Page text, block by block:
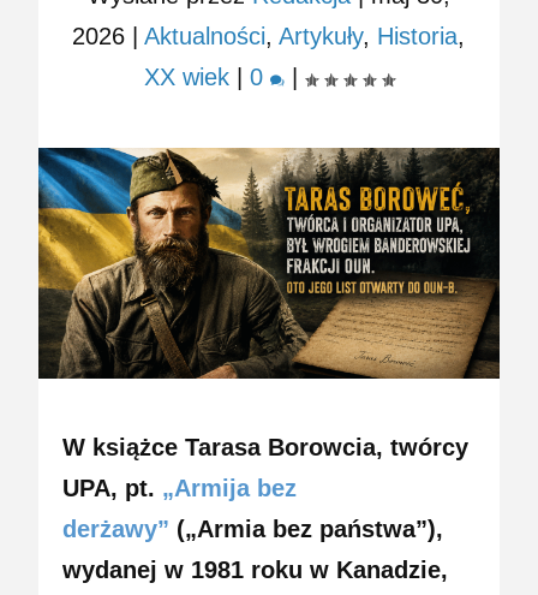
2026 |Aktualności,Artykuły, Historia,
XX wiek| 0 |
W książce Tarasa Borowcia, twórcy
UPA, pt. „Armija bez
derżawy” („Armia bez państwa”),
wydanej w 1981 roku w Kanadzie,